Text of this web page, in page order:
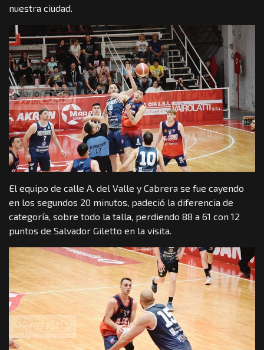
nuestra ciudad.
El equipo de calle A. del Valle y Cabrera se fue cayendo
en los segundos 20 minutos, padeció la diferencia de
categoría, sobre todo la talla, perdiendo 88 a 61 con 12
puntos de Salvador Giletto en la visita.